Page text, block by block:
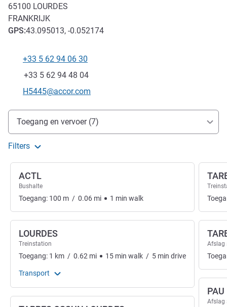
65100 LOURDES
FRANKRIJK
GPS:43.095013, -0.052174
Telefoon
+33 5 62 94 06 30
Fax
+33 5 62 94 48 04
E-mailadres voor contact
H5445@accor.com
Toegang en transport
Toegang en vervoer (7)
Filters
ACTL
Bushalte
Toegang: 100 m / 0.06 mi 1 min walk
LOURDES
Treinstation
Toegang: 1 km / 0.62 mi 15 min walk / 5 min drive
Transport
Afslag
PAU
Afslag